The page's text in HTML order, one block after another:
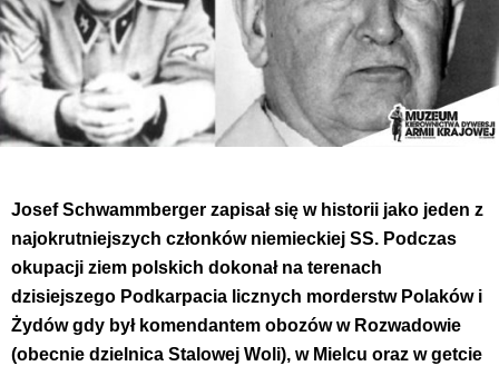
Josef Schwammberger zapisał się w historii jako jeden z
najokrutniejszych członków niemieckiej SS. Podczas
okupacji ziem polskich dokonał na terenach
dzisiejszego Podkarpacia licznych morderstw Polaków i
Żydów gdy był komendantem obozów w Rozwadowie
(obecnie dzielnica Stalowej Woli), w Mielcu oraz w getcie